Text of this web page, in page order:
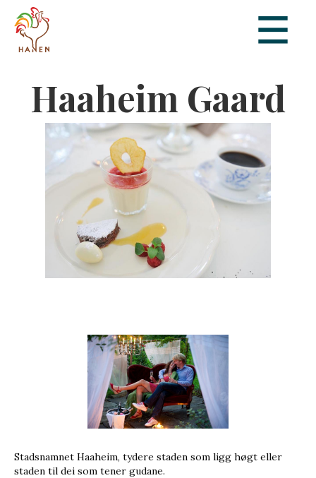
Haaheim Gaard
Stadsnamnet Haaheim, tydere staden som ligg høgt eller
staden til dei som tener gudane.